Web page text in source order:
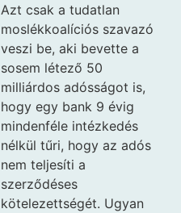
Azt csak a tudatlan
moslékkoalíciós szavazó
veszi be, aki bevette a
sosem létező 50
milliárdos adósságot is,
hogy egy bank 9 évig
mindenféle intézkedés
nélkül tűri, hogy az adós
nem teljesíti a
szerződéses
kötelezettségét. Ugyan